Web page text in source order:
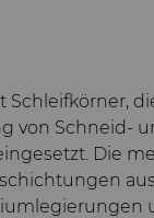
von Schneid-
Die